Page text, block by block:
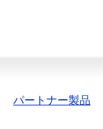
パートナー製品